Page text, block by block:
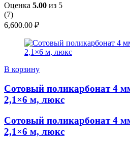
Оценка 5.00 из 5
(7)
6,600.00 ₽
В корзину
Сотовый поликарбонат 4
2,1×6 м, люкс
Сотовый поликарбонат 4
2,1×6 м, люкс